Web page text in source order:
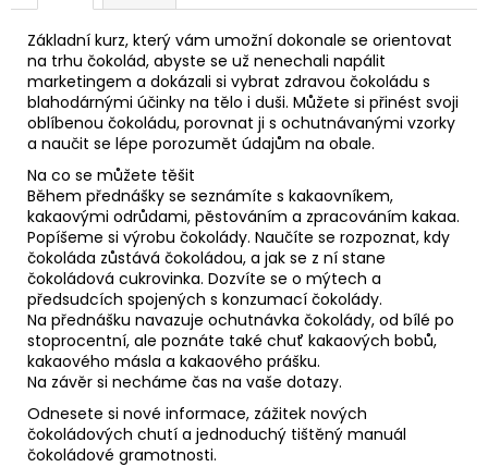
Základní kurz, který vám umožní dokonale se orientovat
na trhu čokolád, abyste se už nenechali napálit
marketingem a dokázali si vybrat zdravou čokoládu s
blahodárnými účinky na tělo i duši. Můžete si přinést svoji
oblíbenou čokoládu, porovnat ji s ochutnávanými vzorky
a naučit se lépe porozumět údajům na obale.
Na co se můžete těšit
Během přednášky se seznámíte s kakaovníkem,
kakaovými odrůdami, pěstováním a zpracováním kakaa.
Popíšeme si výrobu čokolády. Naučíte se rozpoznat, kdy
čokoláda zůstává čokoládou, a jak se z ní stane
čokoládová cukrovinka. Dozvíte se o mýtech a
předsudcích spojených s konzumací čokolády.
Na přednášku navazuje ochutnávka čokolády, od bílé po
stoprocentní, ale poznáte také chuť kakaových bobů,
kakaového másla a kakaového prášku.
Na závěr si necháme čas na vaše dotazy.
Odnesete si nové informace, zážitek nových
čokoládových chutí a jednoduchý tištěný manuál
čokoládové gramotnosti.
e